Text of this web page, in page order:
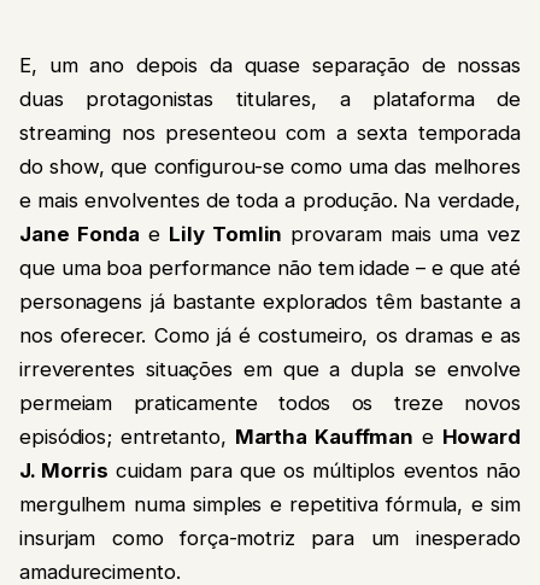
E, um ano depois da quase separação de nossas
duas protagonistas titulares, a plataforma de
streaming nos presenteou com a sexta temporada
do show, que configurou-se como uma das melhores
e mais envolventes de toda a produção. Na verdade,
Jane Fonda e Lily Tomlin provaram mais uma vez
que uma boa performance não tem idade – e que até
personagens já bastante explorados têm bastante a
nos oferecer. Como já é costumeiro, os dramas e as
irreverentes situações em que a dupla se envolve
permeiam praticamente todos os treze novos
episódios; entretanto, Martha Kauffman e Howard
J. Morris cuidam para que os múltiplos eventos não
mergulhem numa simples e repetitiva fórmula, e sim
insurjam como força-motriz para um inesperado
amadurecimento.